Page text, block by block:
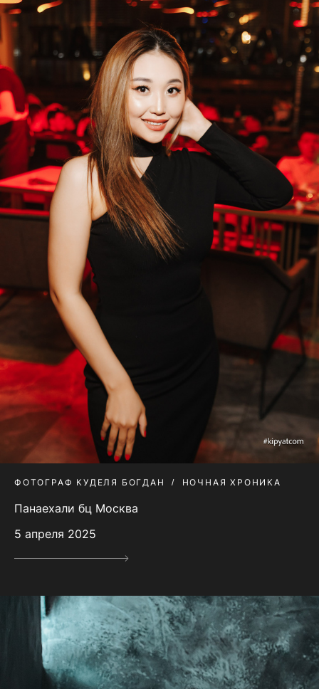
ФОТОГРАФ КУДЕЛЯ БОГДАН НОЧНАЯ ХРОНИКА
Панаехали бц Москва
5 апреля 2025